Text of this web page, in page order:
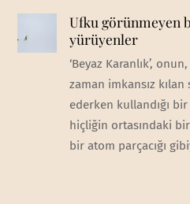
Ufku görünmeyen
yürüyenler
‘Beyaz Karanlık’,
zaman imkansız kılan
ederken kullandığı
hiçliğin ortasındaki
bir atom parçacığı